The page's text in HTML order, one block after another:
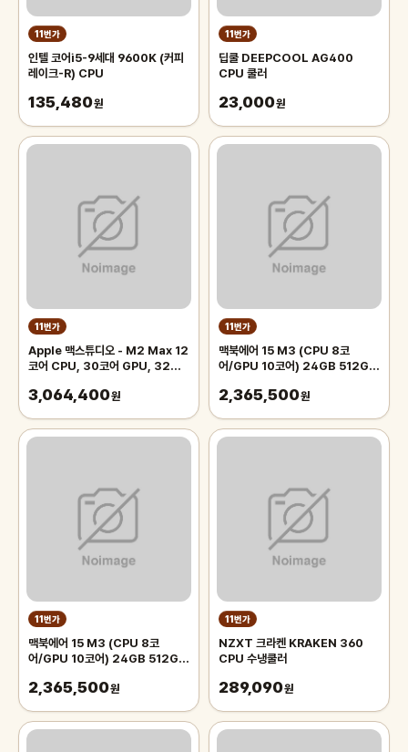
11번가
인텔 코어i5-9세대 9600K (커피
레이크-R) CPU
135,480원
11번가
딥쿨 DEEPCOOL AG400
CPU 쿨러
23,000원
11번가
Apple 맥스튜디오 - M2 Max 12
코어 CPU, 30코어 GPU, 32GB
3,064,400원
11번가
맥북에어 15 M3 (CPU 8코
어/GPU 10코어) 24GB 512GB
2,365,500원
11번가
맥북에어 15 M3 (CPU 8코
어/GPU 10코어) 24GB 512GB
2,365,500원
11번가
NZXT 크라켄 KRAKEN 360
CPU 수냉쿨러
289,090원